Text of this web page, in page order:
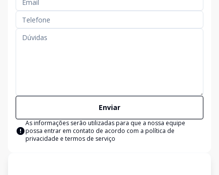
Enviar
As informações serão utilizadas para que a nossa equipe
possa entrar em contato de acordo com a política de
privacidade e termos de serviço